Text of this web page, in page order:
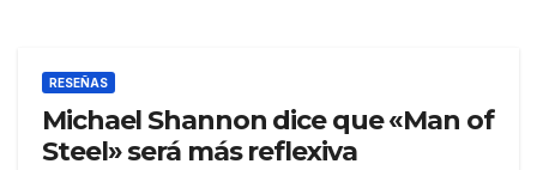
RESEÑAS
Michael Shannon dice que «Man of
Steel» será más reflexiva